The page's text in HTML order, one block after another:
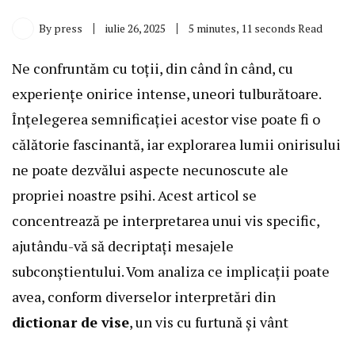
By press iulie 26, 2025 5 minutes, 11 seconds Read
Ne confruntăm cu toții, din când în când, cu
experiențe onirice intense, uneori tulburătoare.
Înțelegerea semnificației acestor vise poate fi o
călătorie fascinantă, iar explorarea lumii onirisului
ne poate dezvălui aspecte necunoscute ale
propriei noastre psihi. Acest articol se
concentrează pe interpretarea unui vis specific,
ajutându-vă să decriptați mesajele
subconștientului. Vom analiza ce implicații poate
avea, conform diverselor interpretări din
dictionar de vise, un vis cu furtună și vânt